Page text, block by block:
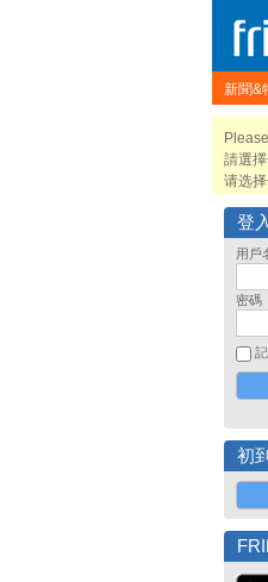
新聞&
請選擇
请选择
登入
用戶
密碼
初